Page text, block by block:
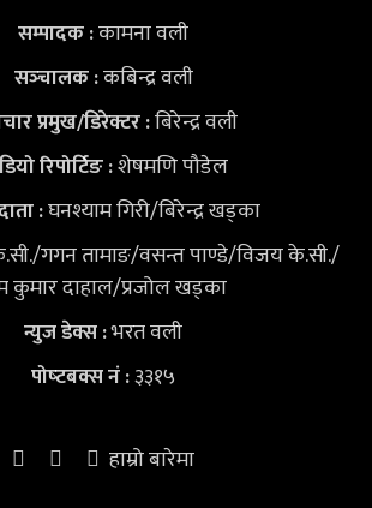
सम्पादक :कामना वली
सञ्‍चालक :कबिन्द्र वली
प्रमुख/डिरेक्टर :बिरेन्द्र वली
रिपोर्टिङ :शेषमणि पौडेल
:घनश्याम गिरी/बिरेन्द्र खड्का
गगन तामाङ/वसन्त पाण्डे/विजय के.सी./
कुमार दाहाल/प्रजोल खड्का
न्युज डेक्स:भरत वली
पोष्‍टबक्स नं :३३१५
हाम्रो बारेमा